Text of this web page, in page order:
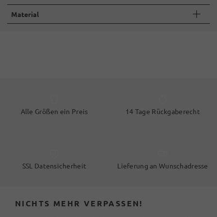
Material
Alle Größen ein Preis 14 Tage Rückgaberecht
SSL Datensicherheit Lieferung an Wunschadresse
NICHTS MEHR VERPASSEN!